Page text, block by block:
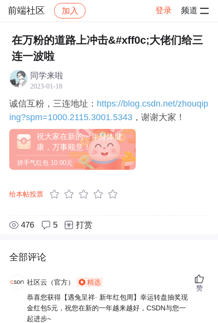
前端社区 加入 登录 频道
社区 前端社区 社区活动 帖子详情
在万粉的道路上冲击&#xff0c;大佬们给三
连一波啦
同学来啦
2023-01-18
诚信互粉，三连地址： https://blog.csdn.net/zhouqip
ing?spm=1000.2115.3001.5343 ，谢谢大家！
祝大家在新的一年身体健
康，万事顺意！
拼手气红包 10.00元
给本帖投票
476 5 打赏
全部评论
社区云（官方）
精选
恭喜您获得【遇兔呈祥· 新年红包周】幸运转盘抽奖现
金红包5元，祝您在新的一年越来越好，CSDN与您一
起进步~
赞